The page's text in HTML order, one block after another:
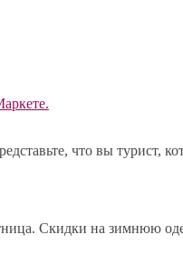
что вы турист,
Скидки на зимнюю